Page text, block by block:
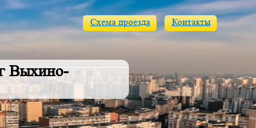
Выхино-
Схема проезда Контакты